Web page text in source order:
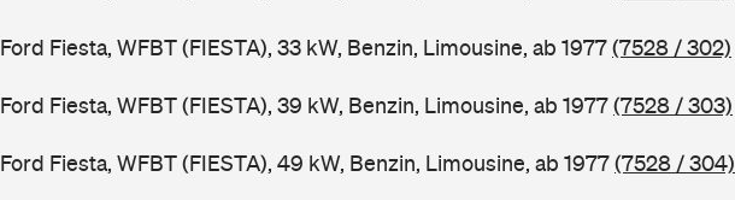
Ford Fiesta, WFBT (FIESTA), 33 kW, Benzin, Limousine, ab 1977(7528 / 302)
Ford Fiesta, WFBT (FIESTA), 39 kW, Benzin, Limousine, ab 1977(7528 / 303)
Ford Fiesta, WFBT (FIESTA), 49 kW, Benzin, Limousine, ab 1977(7528 / 304)